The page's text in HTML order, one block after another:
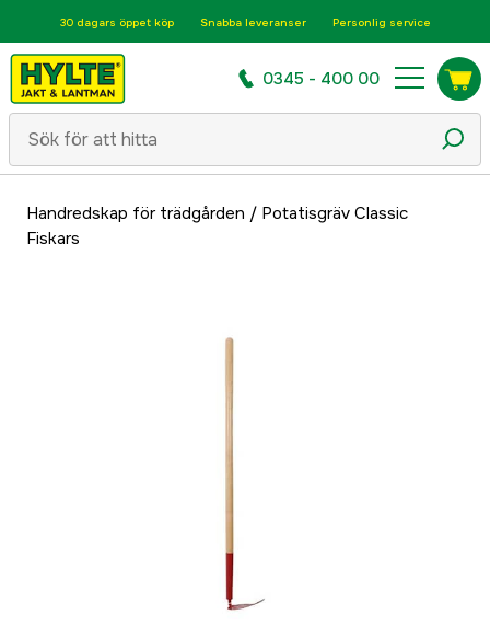
30 dagars öppet köp Snabba leveranser Personlig service
0345 - 400 00
Handredskap för trädgården / Potatisgräv Classic
Fiskars